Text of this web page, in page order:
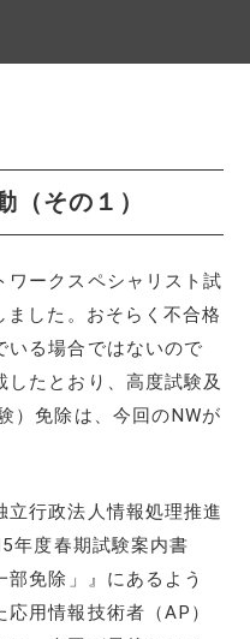
（その１）
ワークスペシャリスト試
ました。おそらく不合格
いる場合ではないので
したとおり、高度試験及
）免除は、今回のNWが
行政法人情報処理推進
年度春期試験案内書
部免除」』にあるよう
用情報技術者（AP）